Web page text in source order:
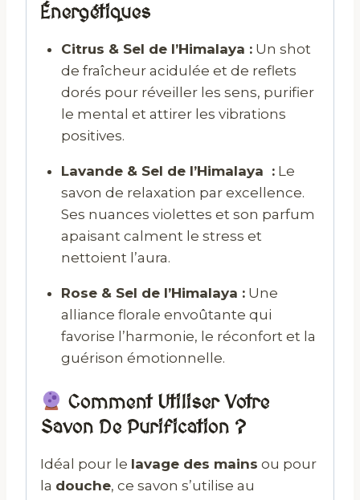
Énergétiques
Citrus & Sel de l’Himalaya :Un shot
de fraîcheur acidulée et de reflets
dorés pour réveiller les sens, purifier
le mental et attirer les vibrations
positives.
Lavande & Sel de l’Himalaya :Le
savon de relaxation par excellence.
Ses nuances violettes et son parfum
apaisant calment le stress et
nettoient l’aura.
Rose & Sel de l’Himalaya :Une
alliance florale envoûtante qui
favorise l’harmonie, le réconfort et la
guérison émotionnelle.
Comment Utiliser Votre
Savon De Purification ?
Idéal pour le lavage des mains ou pour
la douche, ce savon s’utilise au